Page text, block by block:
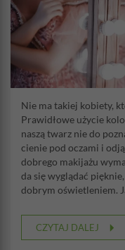
Nie ma takiej kobiety,
Prawidłowe użycie
naszą twarz nie do
cienie pod oczami i
dobrego makijażu
da się wyglądać
dobrym oświetleniem.
CZYTAJ DALEJ